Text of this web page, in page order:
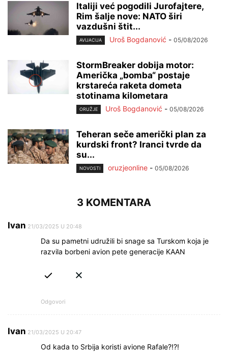
Italiji već pogodili Jurofajtere,
Rim šalje nove: NATO širi
vazdušni štit...
AVIJACIJA Uroš Bogdanović - 05/08/2026
StormBreaker dobija motor:
Američka „bomba“ postaje
krstareća raketa dometa
stotinama kilometara
ORUŽJE Uroš Bogdanović - 05/08/2026
Teheran seče američki plan za
kurdski front? Iranci tvrde da
su...
NOVOSTI oruzjeonline - 05/08/2026
3 KOMENTARA
Ivan 21/03/2025 U 20:48
Da su pametni udružili bi snage sa Turskom koja je
razvila borbeni avion pete generacije KAAN
Odgovori
Ivan 21/03/2025 U 20:47
Od kada to Srbija koristi avione Rafale?!?!